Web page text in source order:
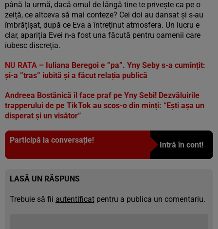
până la urmă, dacă omul de lângă tine te privește ca pe o
zeiță, ce altceva să mai conteze? Cei doi au dansat și s-au
îmbrățișat, după ce Eva a întreținut atmosfera. Un lucru e
clar, apariția Evei n-a fost una făcută pentru oamenii care
iubesc discreția.
NU RATA – Iuliana Beregoi e ”pa”. Yny Seby s-a cumințit:
și-a ”tras” iubită și a făcut relația publică
Andreea Bostănică îl face praf pe Yny Sebi! Dezvăluirile
trapperului de pe TikTok au scos-o din minți: “Ești așa un
disperat și un visător”
Participă la conversație!
Intră în cont!
LASĂ UN RĂSPUNS
Trebuie să fii autentificat pentru a publica un comentariu.